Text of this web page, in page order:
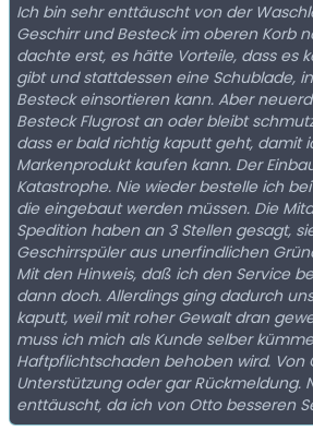
Ich bin sehr enttäuscht von der
Geschirr und Besteck im oberen Korb
dachte erst, es hätte Vorteile, dass es
gibt und stattdessen eine Schublade,
Besteck einsortieren kann. Aber
Besteck Flugrost an oder bleibt
dass er bald richtig kaputt geht, damit
Markenprodukt kaufen kann. Der
Katastrophe. Nie wieder bestelle ich
die eingebaut werden müssen. Die
Spedition haben an 3 Stellen gesagt,
Geschirrspüler aus unerfindlichen
Mit den Hinweis, daß ich den Service
dann doch. Allerdings ging dadurch
kaputt, weil mit roher Gewalt dran
muss ich mich als Kunde selber
Haftpflichtschaden behoben wird. Von
Unterstützung oder gar Rückmeldung.
enttäuscht, da ich von Otto besseren